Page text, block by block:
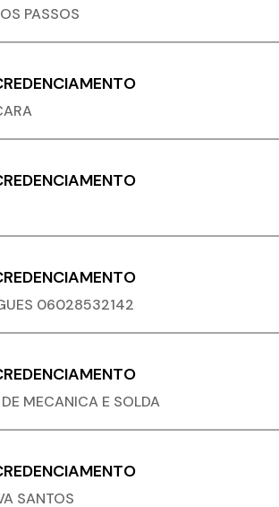
PASSOS
06028532142
MECANICA E SOLDA
SANTOS